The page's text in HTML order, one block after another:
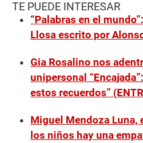
TE PUEDE INTERESAR
“Palabras en el
Llosa escrito por
Gia Rosalino nos
unipersonal
estos recuerdos”
Miguel Mendoza Luna,
los niños hay una